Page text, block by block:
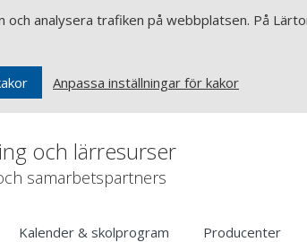
analysera trafiken på webbplatsen. På
Anpassa inställningar för kakor
och lärresurser
samarbetspartners
Kalender & skolprogram Producenter